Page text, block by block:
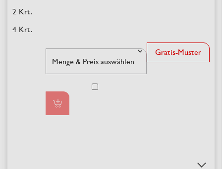
Gratis-Muster